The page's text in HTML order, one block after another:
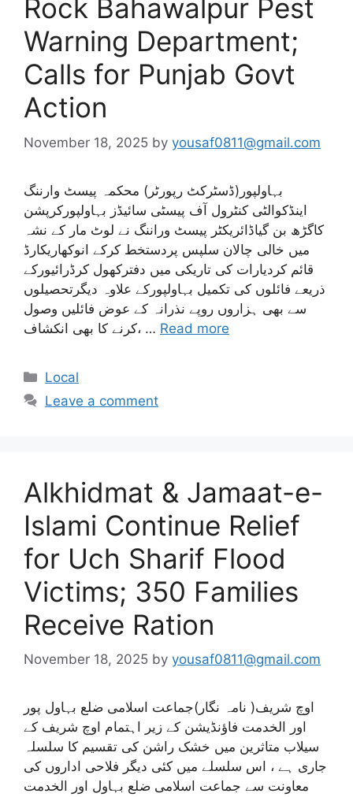
Rock Bahawalpur Pest
Warning Department;
Calls for Punjab Govt
Action
November 18, 2025 by yousaf0811@gmail.com
بہاولپور(ڈسٹرکٹ رپورٹر) محکمہ پیسٹ وارننگ
اینڈکوالٹی کنٹرول آف پیسٹی سائیڈز بہاولپورکرپشن
کاگڑھ بن گیاڈائریکٹر پیسٹ وراننگ نے لوٹ مار کے نشہ
میں خالی چالان سلپس پردستخط کرکے انوکھاریکارڈ
قائم کردیارات کی تاریکی میں دفترکھول کرڈرائیورکے
ذریعے فائلوں کی تکمیل بہاولپورکے علاوہ دیگرتحصیلوں
سے بھی ہزاروں روپے نذرانہ کے عوض فائلیں وصول
کرنے کا بھی انکشاف، … Read more
Categories
Local
Leave a comment
Alkhidmat & Jamaat-e-
Islami Continue Relief
for Uch Sharif Flood
Victims; 350 Families
Receive Ration
November 18, 2025 by yousaf0811@gmail.com
اوچ شریف( نامہ نگار)جماعت اسلامی ضلع بہاول پور
اور الخدمت فاؤنڈیشن کے زیر اہتمام اوچ شریف کے
سیلاب متاثرین میں خشک راشن کی تقسیم کا سلسلہ
جاری ہے ، اس سلسلے میں کئی دیگر فلاحی اداروں کی
معاونت سے جماعت اسلامی ضلع بہاول اور الخدمت